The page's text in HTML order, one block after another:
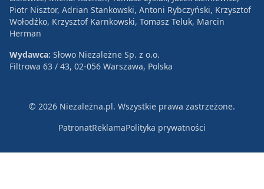
Piotr Nisztor, Adrian Stankowski, Antoni Rybczyński, Krzysztof
Wołodźko, Krzysztof Karnkowski, Tomasz Teluk, Marcin
Herman
Wydawca: Słowo Niezależne Sp. z o.o.
Filtrowa 63 / 43, 02-056 Warszawa, Polska
© 2026 Niezależna.pl. Wszystkie prawa zastrzeżone.
PatronatReklamaPolityka prywatności